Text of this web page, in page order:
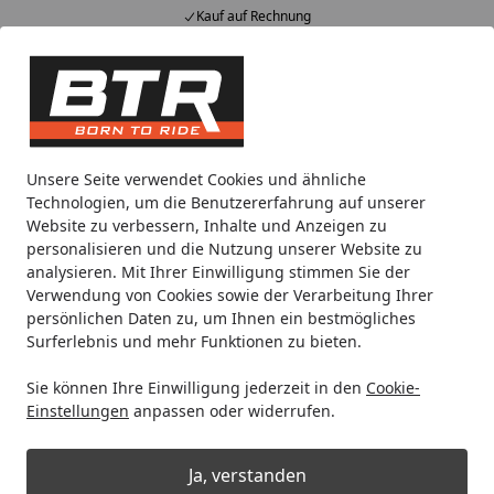
Unsere Seite verwendet Cookies und ähnliche
Technologien, um die Benutzererfahrung auf unserer
Website zu verbessern, Inhalte und Anzeigen zu
personalisieren und die Nutzung unserer Website zu
analysieren. Mit Ihrer Einwilligung stimmen Sie der
Verwendung von Cookies sowie der Verarbeitung Ihrer
persönlichen Daten zu, um Ihnen ein bestmögliches
Surferlebnis und mehr Funktionen zu bieten.
Sie können Ihre Einwilligung jederzeit in den Cookie-
Einstellungen anpassen oder widerrufen.
Ja, verstanden
Kauf auf Rechnung
Alle Produkte
Mein Konto
Suchen
Startseite
Motorradteile & Ersatzteile Auspuff Endschalldämpfer
Shark Performance SLIP-ON
Aluminium eloxiert/Endkappe
Edelstahl poliert schwarz DSX-5 für
HONDA CB500F,CB500X,CBR500R
EURO4 EURO5